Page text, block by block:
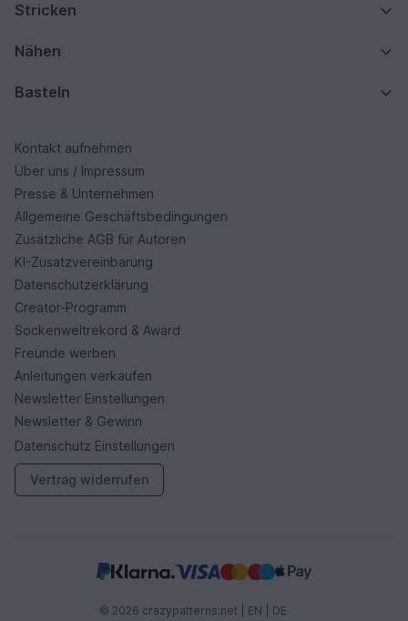
Stricken
Nähen
Basteln
Kontakt aufnehmen
Über uns / Impressum
Presse & Unternehmen
Allgemeine Geschäftsbedingungen
Zusätzliche AGB für Autoren
KI-Zusatzvereinbarung
Datenschutzerklärung
Creator-Programm
Sockenweltrekord & Award
Freunde werben
Anleitungen verkaufen
Newsletter Einstellungen
Newsletter & Gewinn
Datenschutz Einstellungen
Vertrag widerrufen
© 2026 crazypatterns.net | EN DE